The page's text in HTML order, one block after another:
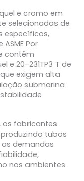
e cromo em
selecionadas de
específicos,
Por
contêm
e 20-231TP3 T de
exigem alta
submarina
os fabricantes
tubos
demandas
nos ambientes